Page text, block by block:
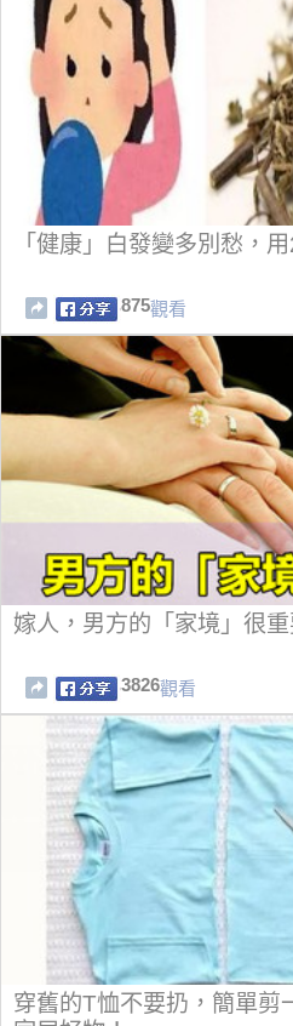
「健康」白發變多別愁，
875觀看
嫁人，男方的「家境」很重
3826觀看
穿舊的T恤不要扔，簡單剪